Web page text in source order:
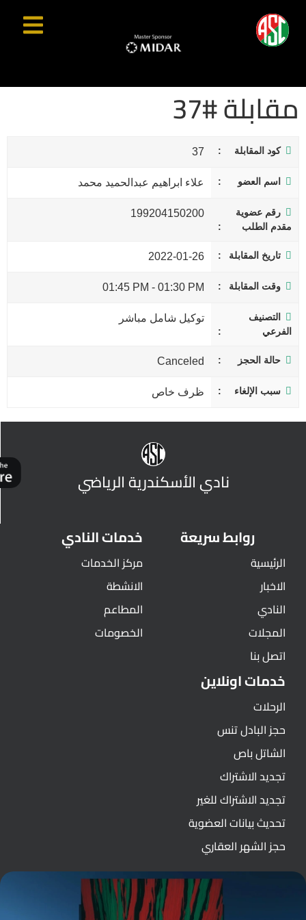
مقابلة #37
كود المقابلة 37
اسم العضو علاء ابراهيم عبدالحميد محمد
رقم عضوية
مقدم الطلب
199204150200
تاريخ المقابلة 2022-01-26
وقت المقابلة 01:30 PM
-
01:45 PM
التصنيف
الفرعي
توكيل شامل مباشر
حالة الحجز Canceled
سبب الإلغاء ظرف خاص
نادي الأسكندرية الرياضي
روابط سريعة
الرئيسية
الاخبار
النادي
المجلات
اتصل بنا
خدمات النادي
مركز الخدمات
الانشطة
المطاعم
الخصومات
خدمات اونلاين
الرحلات
حجز البادل تنس
الشاتل باص
تجديد الاشتراك
تجديد الاشتراك للغير
تحديث بيانات العضوية
حجز الشهر العقاري